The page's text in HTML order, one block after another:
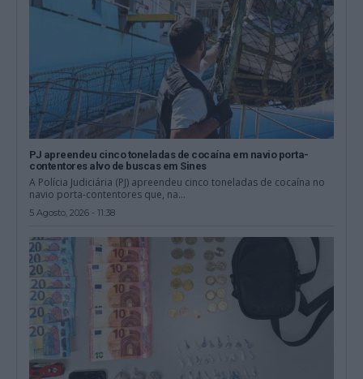
PJ apreendeu cinco toneladas de cocaína em navio porta-
contentores alvo de buscas em Sines
A Polícia Judiciária (PJ) apreendeu cinco toneladas de cocaína no
navio porta-contentores que, na...
5 Agosto, 2026 - 11:38